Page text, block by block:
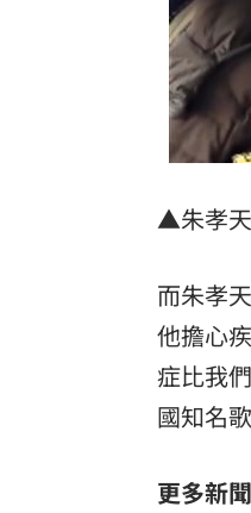
▲朱孝天
而朱孝
他擔心
症比我
國知名
更多新